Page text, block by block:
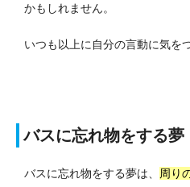
かもしれません。
いつも以上に自分の言動に気を
バスに忘れ物をする夢
バスに忘れ物をする夢は、
周り